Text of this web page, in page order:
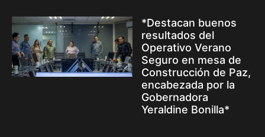
*Destacan buenos
resultados del
Operativo Verano
Seguro en mesa de
Construcción de Paz,
encabezada por la
Gobernadora
Yeraldine Bonilla*